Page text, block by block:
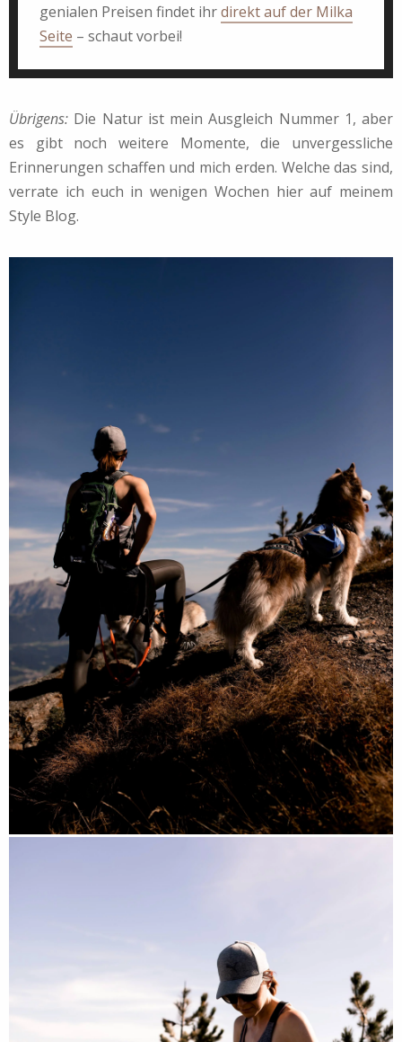
genialen Preisen findet ihrdirekt auf der Milka
Seite – schaut vorbei!
Übrigens: Die Natur ist mein Ausgleich Nummer 1, aber
es gibt noch weitere Momente, die unvergessliche
Erinnerungen schaffen und mich erden. Welche das sind,
verrate ich euch in wenigen Wochen hier auf meinem
Style Blog.